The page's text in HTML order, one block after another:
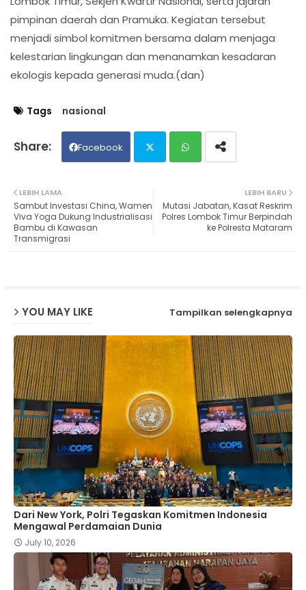
pimpinan daerah dan Pramuka. Kegiatan tersebut
menjadi simbol komitmen bersama dalam menjaga
kelestarian lingkungan dan menanamkan kesadaran
ekologis kepada generasi muda.(dan)
Tags nasional
Facebook
ter ats
LEBIH BARU
Mutasi Jabatan, Kasat Reskrim
Polres Lombok Timur Berpindah
ke Polresta Mataram
LEBIH LAMA
Sambut Investasi China, Wamen
Viva Yoga Dukung Industrialisasi
Bambu di Kawasan
Transmigrasi
YOU MAY LIKE Tampilkan selengkapnya
Dari New York, Polri Tegaskan Komitmen Indonesia
Mengawal Perdamaian Dunia
July 10, 2026